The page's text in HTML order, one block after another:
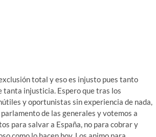
total y eso es injusto pues tanto
tanta injusticia. Espero que tras los
y oportunistas sin experiencia de nada,
de las generales y votemos a
para salvar a España, no para cobrar y